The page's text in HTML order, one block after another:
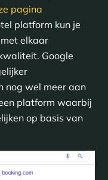
pagina
platform kun je
elkaar
Google
nog wel meer aan
platform waarbij
op basis van